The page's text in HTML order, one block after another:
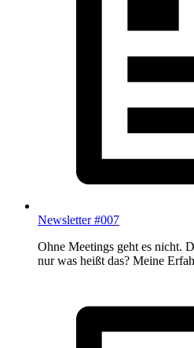
Newsletter #007
Ohne Meetings geht es nicht.
nur was heißt das? Meine